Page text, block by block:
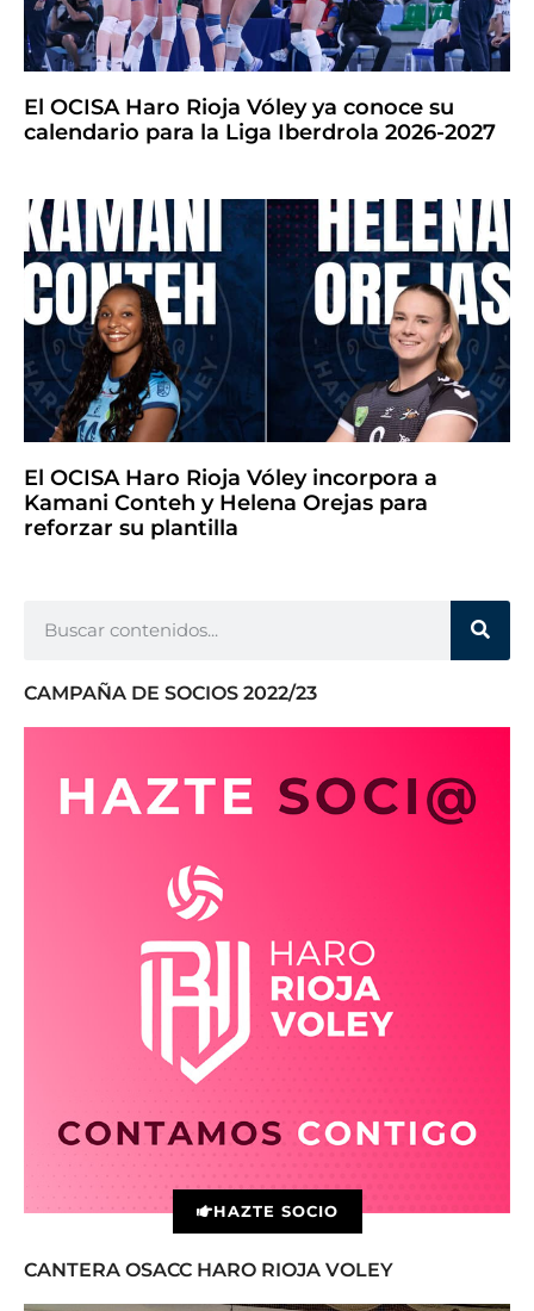
El OCISA Haro Rioja Vóley ya conoce su
calendario para la Liga Iberdrola 2026-2027
El OCISA Haro Rioja Vóley incorpora a
Kamani Conteh y Helena Orejas para
reforzar su plantilla
CAMPAÑA DE SOCIOS 2022/23
HAZTE SOCIO
CANTERA OSACC HARO RIOJA VOLEY